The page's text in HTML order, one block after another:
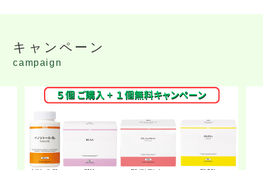
キャンペーン
campaign